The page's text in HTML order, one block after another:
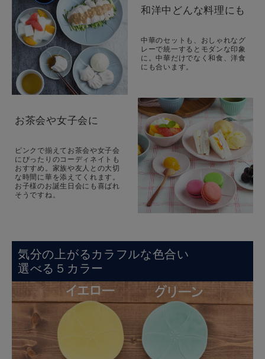
和洋中どんな料理にも
中華のセットも、おしゃれなグ
レーで統一するとモダンな印象
に。中華だけでなく和食、洋食
にも合います。
お茶会や女子会に
ピンクで揃えてお茶会や女子会
にぴったりのコーディネイトも
おすすめ。家族や友人との大切
な時間に華を添えてくれます。
お子様のお誕生日会にも喜ばれ
そうですね。
気分の上がるカラフルな色合い
選べる５カラー